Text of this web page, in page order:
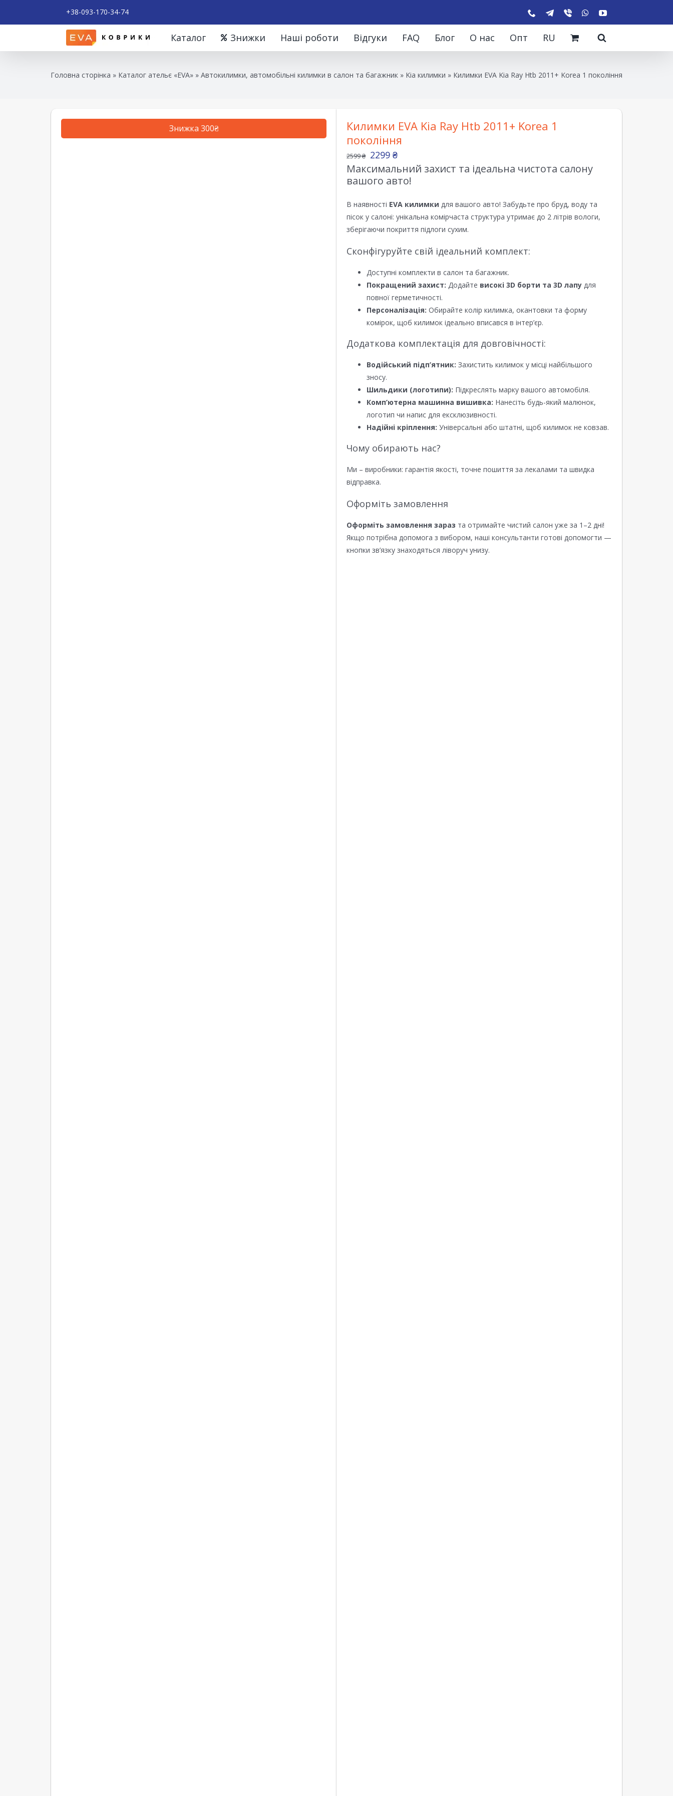
+38-093-170-34-74
Каталог Знижки Наші роботи Відгуки FAQ Блог О нас Опт RU
Головна сторінка » Каталог ательє «EVA» » Автокилимки, автомобільні килимки в салон та багажник » Kia килимки » Килимки EVA Kia Ray Htb 2011+ Korea 1 покоління
Знижка 300₴
Килимки EVA Kia Ray Htb 2011+ Korea 1
покоління
2599₴ 2299 ₴
Максимальний захист та ідеальна чистота салону
вашого авто!
В наявності EVA килимки для вашого авто! Забудьте про бруд, воду та
пісок у салоні: унікальна комірчаста структура утримає до 2 літрів вологи,
зберігаючи покриття підлоги сухим.
Сконфігуруйте свій ідеальний комплект:
Доступні комплекти в салон та багажник.
Покращений захист: Додайте високі 3D борти та 3D лапу для
повної герметичності.
Персоналізація: Обирайте колір килимка, окантовки та форму
комірок, щоб килимок ідеально вписався в інтер’єр.
Додаткова комплектація для довговічності:
Водійський підп’ятник: Захистить килимок у місці найбільшого
зносу.
Шильдики (логотипи): Підкреслять марку вашого автомобіля.
Комп’ютерна машинна вишивка: Нанесіть будь-який малюнок,
логотип чи напис для ексклюзивності.
Надійні кріплення: Універсальні або штатні, щоб килимок не ковзав.
Чому обирають нас?
Ми – виробники: гарантія якості, точне пошиття за лекалами та швидка
відправка.
Оформіть замовлення
Оформіть замовлення зараз та отримайте чистий салон уже за 1–2 дні!
Якщо потрібна допомога з вибором, наші консультанти готові допомогти —
кнопки зв’язку знаходяться ліворуч унизу.